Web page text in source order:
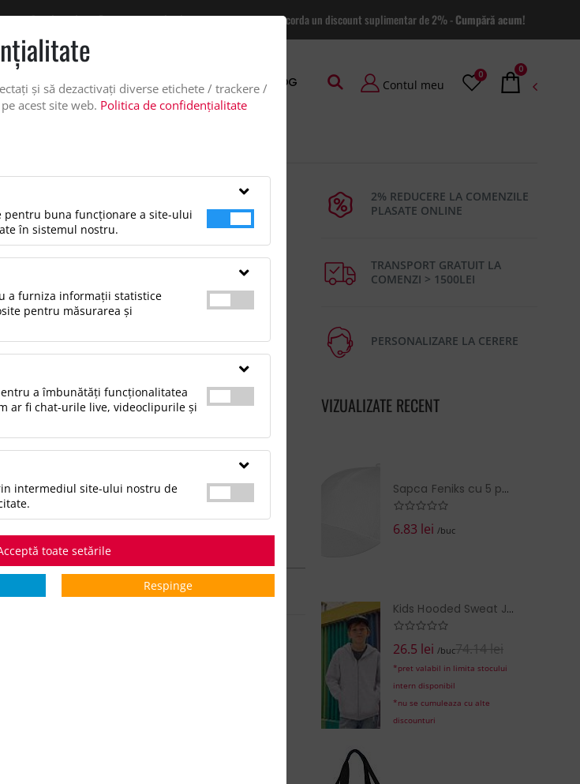
Pentru comenzile plasate pe site va putem acorda un discount suplimentar de 2% -Cumpără acum!
DESPRE NOI CATALOAGE BLOG Contul meu
0 0
din bumbac cu clini, Bej
lei/buc
de cumparaturi din bumbac, cu manere lungi si
gr/m².Dimensiune: 38X9X42 CMGreutate:
de Origine: CN
13
CULOAREA PENTRU A VIZUALIZA STOCUL:
pentru culoarea:
Stoc INTERN
Stoc EXTERN în:
0
161705 la cerere
2% REDUCERE LA COMENZILE
PLASATE ONLINE
TRANSPORT GRATUIT LA
COMENZI > 1500LEI
PERSONALIZARE LA CERERE
VIZUALIZATE RECENT
Sapca Feniks cu 5 panouri
6.83 lei/buc
Kids Hooded Sweat Jacket
26.5 lei/buc74.14 lei
*pret valabil in limita stocului
intern disponibil
*nu se cumuleaza cu alte
discounturi
și să dezactivați diverse etichete / trackere /
acest site web. Politica de confidențialitate
pentru buna funcționare a site-ului
în sistemul nostru.
a furniza informații statistice
pentru măsurarea și
a îmbunătăți funcționalitatea
ar fi chat-urile live, videoclipurile și
intermediul site-ului nostru de
toate setările
Respinge